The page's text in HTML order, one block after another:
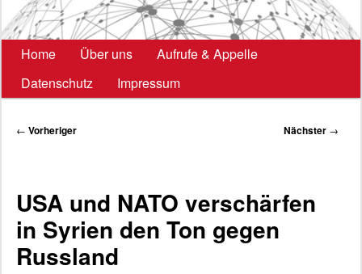
Hauptmenü
Home Über uns
Aufrufe & Appelle
Datenschutz
Impressum
Beitragsnavigation
← Vorheriger Nächster →
USA und NATO verschärfen
in Syrien den Ton gegen
Russland